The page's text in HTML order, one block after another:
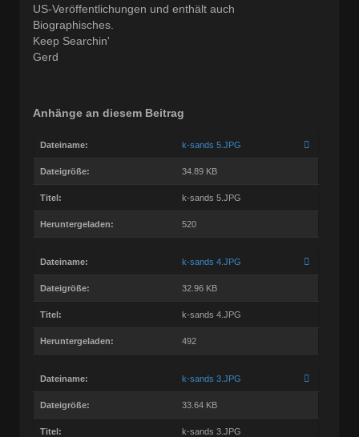
US-Veröffentlichungen und enthält auch
Biographisches.
Keep Searchin'
Gerd
Anhänge an diesem Beitrag
Dateiname: k-sands 5.JPG
Dateigröße: 34.89 KB
Titel: k-sands 5.JPG
Heruntergeladen: 520
Dateiname: k-sands 4.JPG
Dateigröße: 32.96 KB
Titel: k-sands 4.JPG
Heruntergeladen: 492
Dateiname: k-sands 3.JPG
Dateigröße: 33.64 KB
Titel: k-sands 3.JPG